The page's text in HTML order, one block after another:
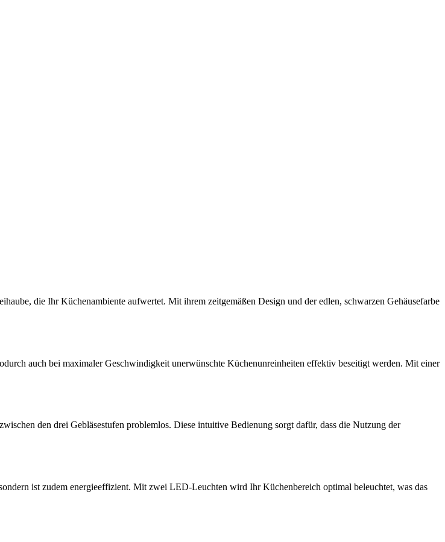
die Ihr Küchenambiente aufwertet. Mit ihrem zeitgemäßen Design und der edlen, schwarzen Gehäusefarbe
auch bei maximaler Geschwindigkeit unerwünschte Küchenunreinheiten effektiv beseitigt werden. Mit einer
den drei Gebläsestufen problemlos. Diese intuitive Bedienung sorgt dafür, dass die Nutzung der
ist zudem energieeffizient. Mit zwei LED-Leuchten wird Ihr Küchenbereich optimal beleuchtet, was das